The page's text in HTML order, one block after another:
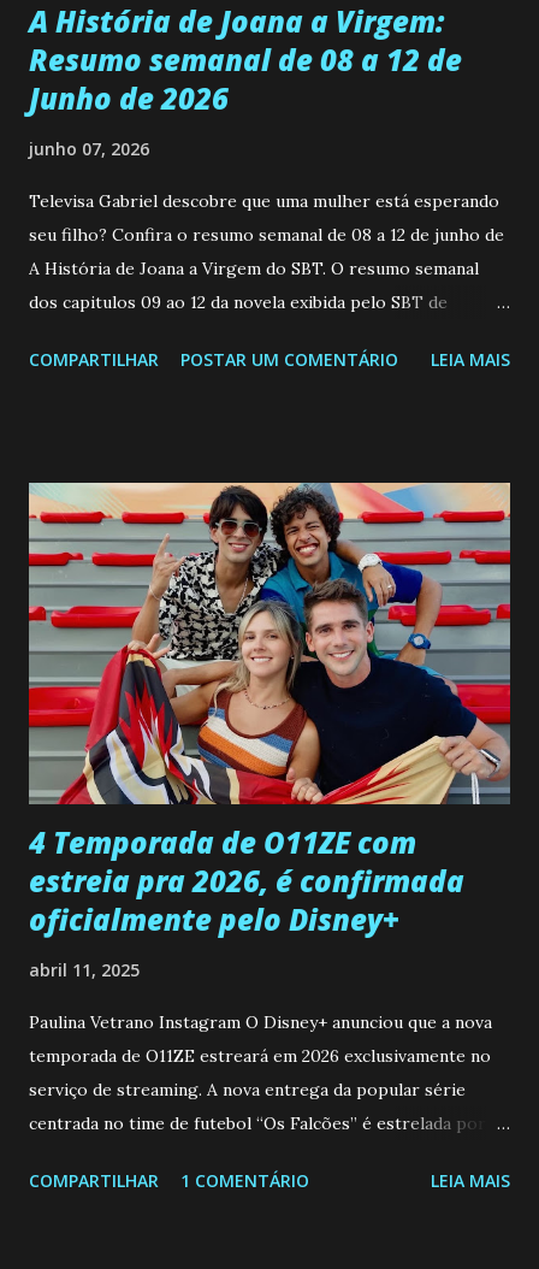
A História de Joana a Virgem:
Resumo semanal de 08 a 12 de
Junho de 2026
junho 07, 2026
Televisa Gabriel descobre que uma mulher está esperando
seu filho? Confira o resumo semanal de 08 a 12 de junho de
A História de Joana a Virgem do SBT. O resumo semanal
dos capitulos 09 ao 12 da novela exibida pelo SBT de
a Programação Semanal do SBT de 08/06/26 a 14/06/26
confessa a Gabriel que ele demonstrou ser o tipo de
pessoa que ela tanto desejou durante toda a vida. Camila
entra no quarto de Gabriel e imagina como seria o
encontro deles, quando conseguir seduzi-lo. Manuel avisa a
Paula sobre a suposta infidelidade de Gabriel com Joana.
Rogerio consegue se livrar de todas as suspeitas pelo
desaparecimento de Francisco, apontando que ele poderia
ter sido vítima da fúria de Gabriel. Artur informa a Gabriel
que a clínica inseminou por engano outra paciente, que está
...
COMPARTILHAR POSTAR UM COMENTÁRIO LEIA MAIS
4 Temporada de O11ZE com
estreia pra 2026, é confirmada
oficialmente pelo Disney+
abril 11, 2025
Paulina Vetrano Instagram O Disney+ anunciou que a nova
temporada de O11ZE estreará em 2026 exclusivamente no
serviço de streaming. A nova entrega da popular série
centrada no time de futebol “Os Falcões” é estrelada por
Brum (Dedé), que voltam a interpretar seus personagens
COMPARTILHAR 1 COMENTÁRIO LEIA MAIS